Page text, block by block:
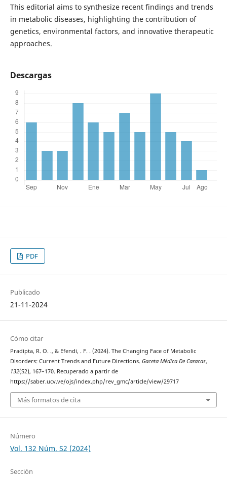
This editorial aims to synthesize recent findings and trends
in metabolic diseases, highlighting the contribution of
genetics, environmental factors, and innovative therapeutic
approaches.
Descargas
PDF
Publicado
21-11-2024
Cómo citar
Pradipta, R. O. ., & Efendi, . F. . (2024). The Changing Face of Metabolic
Disorders: Current Trends and Future Directions. Gaceta Médica De Caracas,
132(S2), 167–170. Recuperado a partir de
https://saber.ucv.ve/ojs/index.php/rev_gmc/article/view/29717
Más formatos de cita
Número
Vol. 132 Núm. S2 (2024)
Sección